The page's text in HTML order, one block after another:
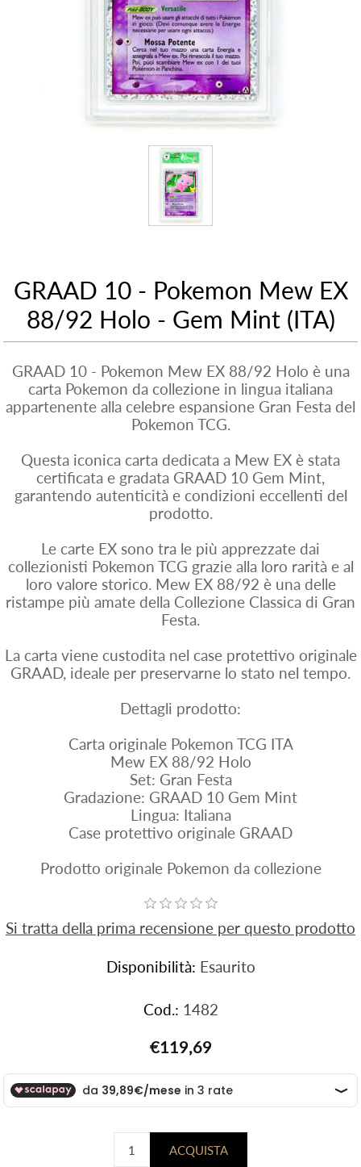
GRAAD 10 - Pokemon Mew EX
88/92 Holo - Gem Mint (ITA)
GRAAD 10 - Pokemon Mew EX 88/92 Holo è una
carta Pokemon da collezione in lingua italiana
appartenente alla celebre espansione Gran Festa del
Pokemon TCG.
Questa iconica carta dedicata a Mew EX è stata
certificata e gradata GRAAD 10 Gem Mint,
garantendo autenticità e condizioni eccellenti del
prodotto.
Le carte EX sono tra le più apprezzate dai
collezionisti Pokemon TCG grazie alla loro rarità e al
loro valore storico. Mew EX 88/92 è una delle
ristampe più amate della Collezione Classica di Gran
Festa.
La carta viene custodita nel case protettivo originale
GRAAD, ideale per preservarne lo stato nel tempo.
Dettagli prodotto:
Carta originale Pokemon TCG ITA
Mew EX 88/92 Holo
Set: Gran Festa
Gradazione: GRAAD 10 Gem Mint
Lingua: Italiana
Case protettivo originale GRAAD
Prodotto originale Pokemon da collezione
Si tratta della prima recensione per questo prodotto
Disponibilità: Esaurito
Cod.: 1482
€119,69